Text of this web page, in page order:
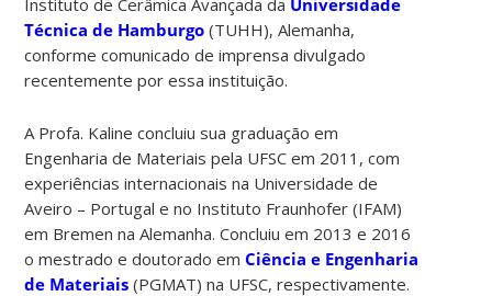
Técnica de Hamburgo (TUHH), Alemanha,
conforme comunicado de imprensa divulgado
recentemente por essa instituição.
A Profa. Kaline concluiu sua graduação em
Engenharia de Materiais pela UFSC em 2011, com
experiências internacionais na Universidade de
Aveiro – Portugal e no Instituto Fraunhofer (IFAM)
em Bremen na Alemanha. Concluiu em 2013 e 2016
o mestrado e doutorado emCiência e Engenharia
de Materiais (PGMAT) na UFSC, respectivamente.